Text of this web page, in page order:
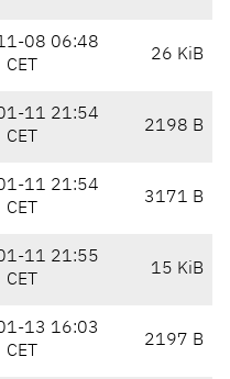
08 06:48
CET
26 KiB
11 21:54
CET
2198 B
11 21:54
CET
3171 B
11 21:55
CET
15 KiB
13 16:03
CET
2197 B